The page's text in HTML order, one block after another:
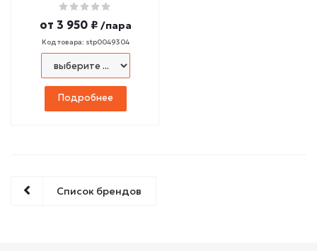
от 3 950 ₽ /пара
Код товара: stp0049304
Подробнее
Список брендов